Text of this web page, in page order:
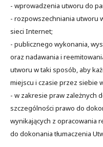
- wprowadzenia utworu do
- rozpowszechniania utworu
sieci Internet;
- publicznego wykonania,
oraz nadawania i
utworu w taki sposób, aby
miejscu i czasie przez siebie
- w zakresie praw zależnych
szczególności prawo do
wynikających z opracowania
do dokonania tłumaczenia